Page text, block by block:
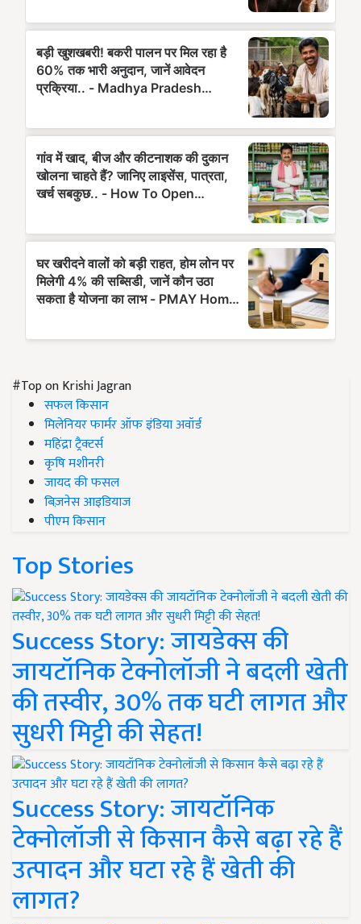
#Top on Krishi Jagran
सफल किसान
मिलेनियर फार्मर ऑफ इंडिया अवॉर्ड
महिंद्रा ट्रैक्टर्स
कृषि मशीनरी
जायद की फसल
बिज़नेस आइडियाज
पीएम किसान
Top Stories
Success Story: जायडेक्स की
जायटॉनिक टेक्नोलॉजी ने बदली खेती
की तस्वीर, 30% तक घटी लागत और
सुधरी मिट्टी की सेहत!
Success Story: जायटॉनिक
टेक्नोलॉजी से किसान कैसे बढ़ा रहे हैं
उत्पादन और घटा रहे हैं खेती की
लागत?